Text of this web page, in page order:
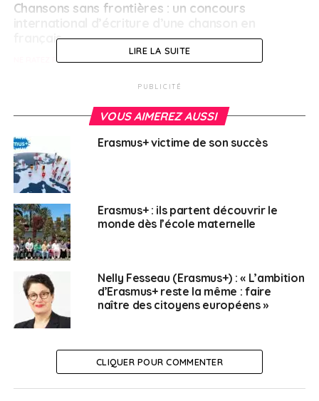
Chansons sans frontières : un concours
français
NE RATEZ PAS
Français à l'étranger
LIRE LA SUITE
PUBLICITÉ
VOUS AIMEREZ AUSSI
Erasmus+ victime de son succès
Erasmus+ : ils partent découvrir le
monde dès l’école maternelle
Nelly Fesseau (Erasmus+) : « L’ambition
d’Erasmus+ reste la même : faire
naître des citoyens européens »
CLIQUER POUR COMMENTER